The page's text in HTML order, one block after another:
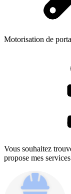
Motorisation de
Vous souhaitez
propose mes